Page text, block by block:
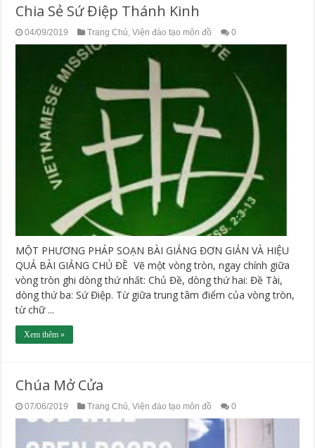
Chia Sẻ Sứ Điệp Thánh Kinh
04/09/2019 Trang Chủ ,Viện đào tạo môn đồ 0
MỘT PHƯƠNG PHÁP SOẠN BÀI GIẢNG ĐƠN GIẢN VÀ HIỆU
QUẢ BÀI GIẢNG CHỦ ĐỀ Vẽ một vòng tròn, ngay chính giữa
vòng tròn ghi dòng thứ nhất: Chủ Đề, dòng thứ hai: Đề Tài,
dòng thứ ba: Sứ Điệp. Từ giữa trung tâm điểm của vòng tròn,
từ chữ ...
Xem thêm »
Chúa Mở Cửa
07/06/2019 Trang Chủ,Viện đào tạo môn đồ 0